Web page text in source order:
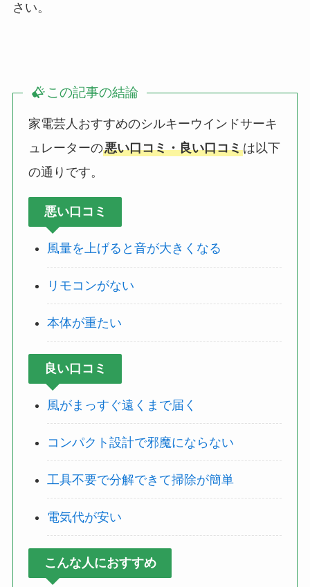
さい。
この記事の結論
家電芸人おすすめのシルキーウインドサーキ
ュレーターの悪い口コミ・良い口コミは以下
の通りです。
悪い口コミ
風量を上げると音が大きくなる
リモコンがない
本体が重たい
良い口コミ
風がまっすぐ遠くまで届く
コンパクト設計で邪魔にならない
工具不要で分解できて掃除が簡単
電気代が安い
こんな人におすすめ